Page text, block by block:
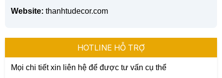
Website: thanhtudecor.com
HOTLINE HỖ TRỢ
Mọi chi tiết xin liên hệ để được tư vấn cụ thể